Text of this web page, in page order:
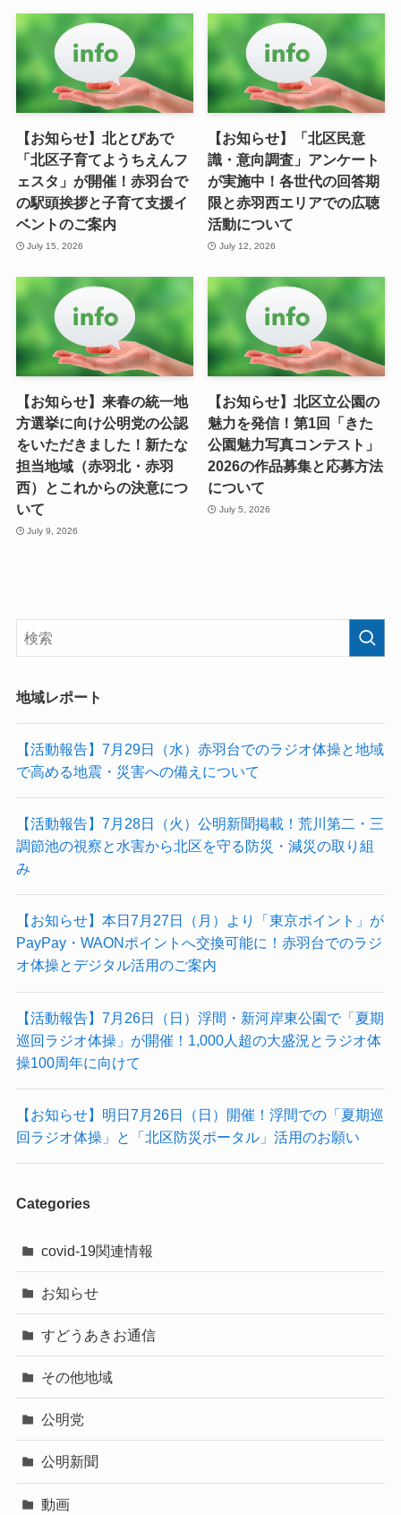
【お知らせ】北とぴあで
「北区子育てようちえんフ
ェスタ」が開催！赤羽台で
の駅頭挨拶と子育て支援イ
ベントのご案内
July 15, 2026
【お知らせ】「北区民意
識・意向調査」アンケート
が実施中！各世代の回答期
限と赤羽西エリアでの広聴
活動について
July 12, 2026
【お知らせ】来春の統一地
方選挙に向け公明党の公認
をいただきました！新たな
担当地域（赤羽北・赤羽
西）とこれからの決意につ
いて
July 9, 2026
【お知らせ】北区立公園の
魅力を発信！第1回「きた
公園魅力写真コンテスト」
2026の作品募集と応募方法
について
July 5, 2026
地域レポート
【活動報告】7月29日（水）赤羽台でのラジオ体操と地域
で高める地震・災害への備えについて
【活動報告】7月28日（火）公明新聞掲載！荒川第二・三
調節池の視察と水害から北区を守る防災・減災の取り組
み
【お知らせ】本日7月27日（月）より「東京ポイント」が
PayPay・WAONポイントへ交換可能に！赤羽台でのラジ
オ体操とデジタル活用のご案内
【活動報告】7月26日（日）浮間・新河岸東公園で「夏期
巡回ラジオ体操」が開催！1,000人超の大盛況とラジオ体
操100周年に向けて
【お知らせ】明日7月26日（日）開催！浮間での「夏期巡
回ラジオ体操」と「北区防災ポータル」活用のお願い
Categories
covid-19関連情報
お知らせ
すどうあきお通信
その他地域
公明党
公明新聞
動画